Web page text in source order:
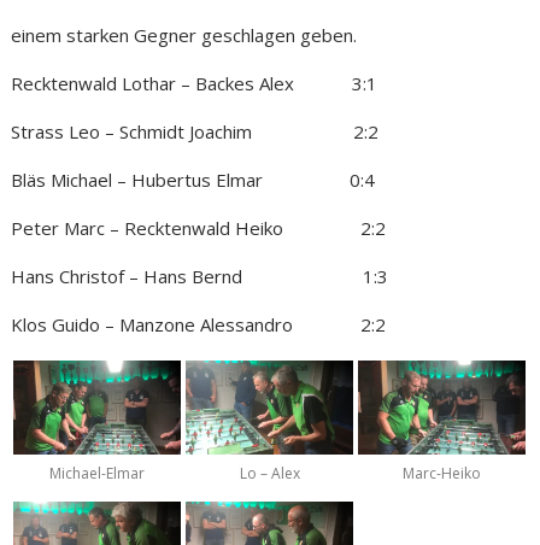
einem starken Gegner geschlagen geben.
Recktenwald Lothar – Backes Alex 3:1
Strass Leo – Schmidt Joachim 2:2
Bläs Michael – Hubertus Elmar 0:4
Peter Marc – Recktenwald Heiko 2:2
Hans Christof – Hans Bernd 1:3
Klos Guido – Manzone Alessandro 2:2
Michael-Elmar Lo – Alex Marc-Heiko